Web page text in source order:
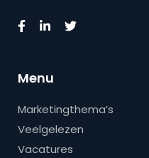
Menu
Marketingthema’s
Veelgelezen
Vacatures